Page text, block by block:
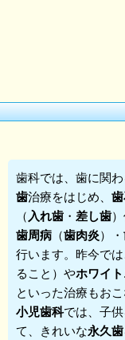
歯科では、歯に関
歯治療をはじめ、
（入れ歯 ・ 差し歯
歯周病 （歯肉炎）・
行います。昨今では
ること）やホワイ
といった治療もお
小児歯科では、子
て、きれいな永久歯